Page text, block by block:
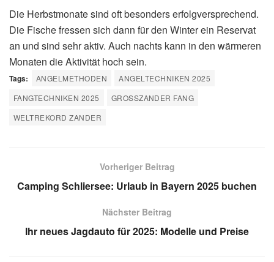
Die Herbstmonate sind oft besonders erfolgversprechend.
Die Fische fressen sich dann für den Winter ein Reservat
an und sind sehr aktiv. Auch nachts kann in den wärmeren
Monaten die Aktivität hoch sein.
Tags: ANGELMETHODEN
ANGELTECHNIKEN 2025
FANGTECHNIKEN 2025
GROSSZANDER FANG
WELTREKORD ZANDER
Vorheriger Beitrag
Camping Schliersee: Urlaub in Bayern 2025 buchen
Nächster Beitrag
Ihr neues Jagdauto für 2025: Modelle und Preise